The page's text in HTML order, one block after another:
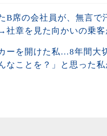
B席の会社員が、無言
社章を見た向かいの乗
ーを開けた私…8年間大
なことを？」と思った